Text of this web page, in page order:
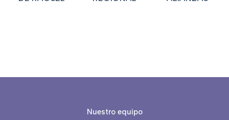
Nuestro equipo